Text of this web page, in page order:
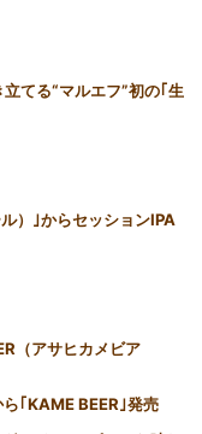
てる“マルエフ”初の｢生
）｣からセッションIPA
｢KAME BEER｣発売